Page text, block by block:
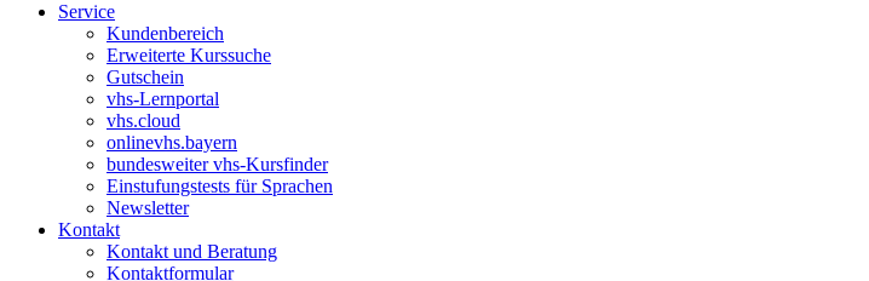
Service
Kundenbereich
Erweiterte Kurssuche
Gutschein
vhs-Lernportal
vhs.cloud
onlinevhs.bayern
bundesweiter vhs-Kursfinder
Einstufungstests für Sprachen
Newsletter
Kontakt
Kontakt und Beratung
Kontaktformular